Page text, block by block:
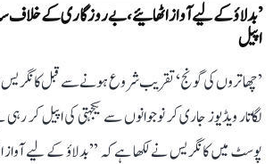
’بدلاؤ کے لیے آواز اٹھائیے، بے روزگاری کے خلاف
اپیل
’چھاتروں کی گونج‘ تقریب شروع ہونے سے قبل کانگریس
لگاتار ویڈیوز جاری کر نوجوانوں سے یکجہتی کی اپیل کر
پوسٹ میں کانگریس نے لکھا ہے کہ ’’بدلاؤ کے لیے